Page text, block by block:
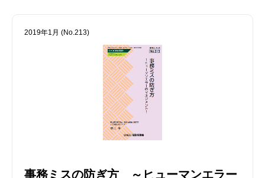
2019年1月 (No.213)
事務ミスの防ぎ方 ～ヒューマンエラー